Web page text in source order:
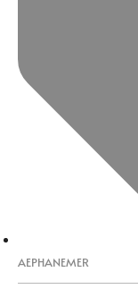
AEPHANEMER